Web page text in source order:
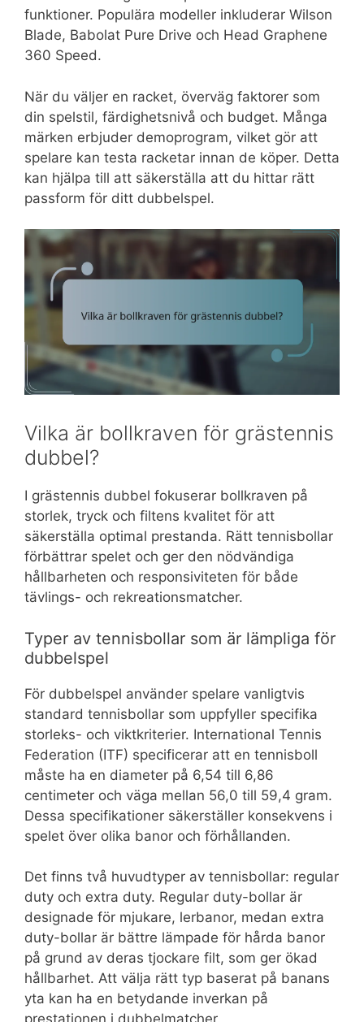
funktioner. Populära modeller inkluderar Wilson
Blade, Babolat Pure Drive och Head Graphene
360 Speed.
När du väljer en racket, överväg faktorer som
din spelstil, färdighetsnivå och budget. Många
märken erbjuder demoprogram, vilket gör att
spelare kan testa racketar innan de köper. Detta
kan hjälpa till att säkerställa att du hittar rätt
passform för ditt dubbelspel.
Vilka är bollkraven för grästennis
dubbel?
I grästennis dubbel fokuserar bollkraven på
storlek, tryck och filtens kvalitet för att
säkerställa optimal prestanda. Rätt tennisbollar
förbättrar spelet och ger den nödvändiga
hållbarheten och responsiviteten för både
tävlings- och rekreationsmatcher.
Typer av tennisbollar som är lämpliga för
dubbelspel
För dubbelspel använder spelare vanligtvis
standard tennisbollar som uppfyller specifika
storleks- och viktkriterier. International Tennis
Federation (ITF) specificerar att en tennisboll
måste ha en diameter på 6,54 till 6,86
centimeter och väga mellan 56,0 till 59,4 gram.
Dessa specifikationer säkerställer konsekvens i
spelet över olika banor och förhållanden.
Det finns två huvudtyper av tennisbollar: regular
duty och extra duty. Regular duty-bollar är
designade för mjukare, lerbanor, medan extra
duty-bollar är bättre lämpade för hårda banor
på grund av deras tjockare filt, som ger ökad
hållbarhet. Att välja rätt typ baserat på banans
yta kan ha en betydande inverkan på